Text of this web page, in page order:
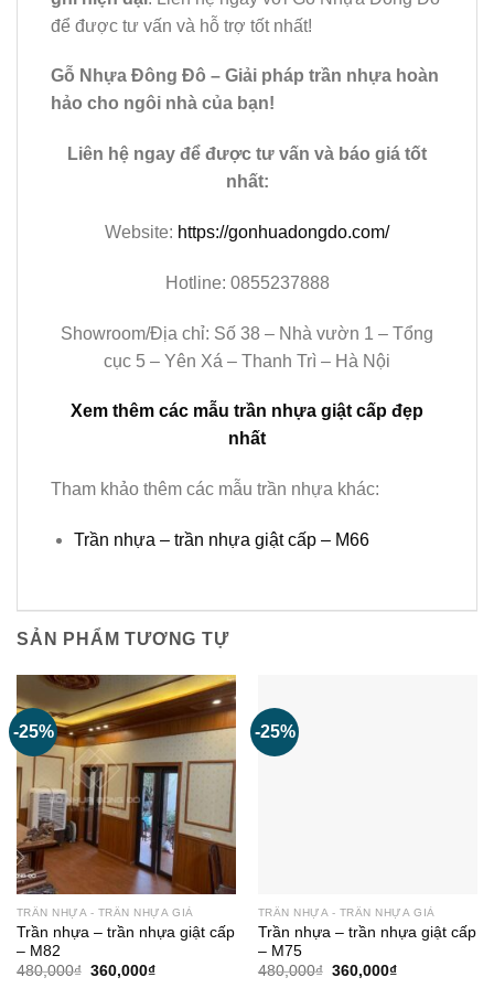
để được tư vấn và hỗ trợ tốt nhất!
Gỗ Nhựa Đông Đô – Giải pháp trần nhựa hoàn
hảo cho ngôi nhà của bạn!
Liên hệ ngay để được tư vấn và báo giá tốt
nhất:
Website: https://gonhuadongdo.com/
Hotline: 0855237888
Showroom/Địa chỉ: Số 38 – Nhà vườn 1 – Tổng
cục 5 – Yên Xá – Thanh Trì – Hà Nội
Xem thêm các mẫu trần nhựa giật cấp đẹp
nhất
Tham khảo thêm các mẫu trần nhựa khác:
Trần nhựa – trần nhựa giật cấp – M66
SẢN PHẨM TƯƠNG TỰ
-25%
TRẦN NHỰA - TRẦN NHỰA GIẢ
Trần nhựa – trần nhựa giật cấp
– M82
480,000₫ Giá
360,000₫Giá
-25%
TRẦN NHỰA - TRẦN NHỰA GIẢ
Trần nhựa – trần nhựa giật cấp
– M75
480,000₫ Giá
360,000₫Giá